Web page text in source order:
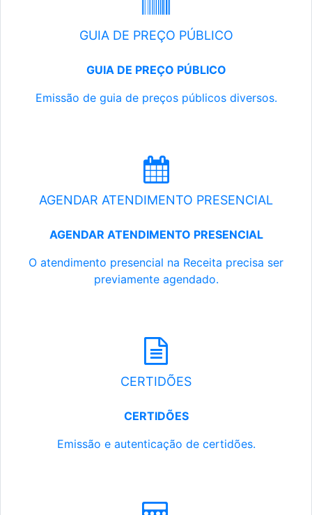
GUIA DE PREÇO PÚBLICO
GUIA DE PREÇO PÚBLICO
Emissão de guia de preços públicos diversos.
AGENDAR ATENDIMENTO PRESENCIAL
AGENDAR ATENDIMENTO PRESENCIAL
O atendimento presencial na Receita precisa ser
previamente agendado.
CERTIDÕES
CERTIDÕES
Emissão e autenticação de certidões.